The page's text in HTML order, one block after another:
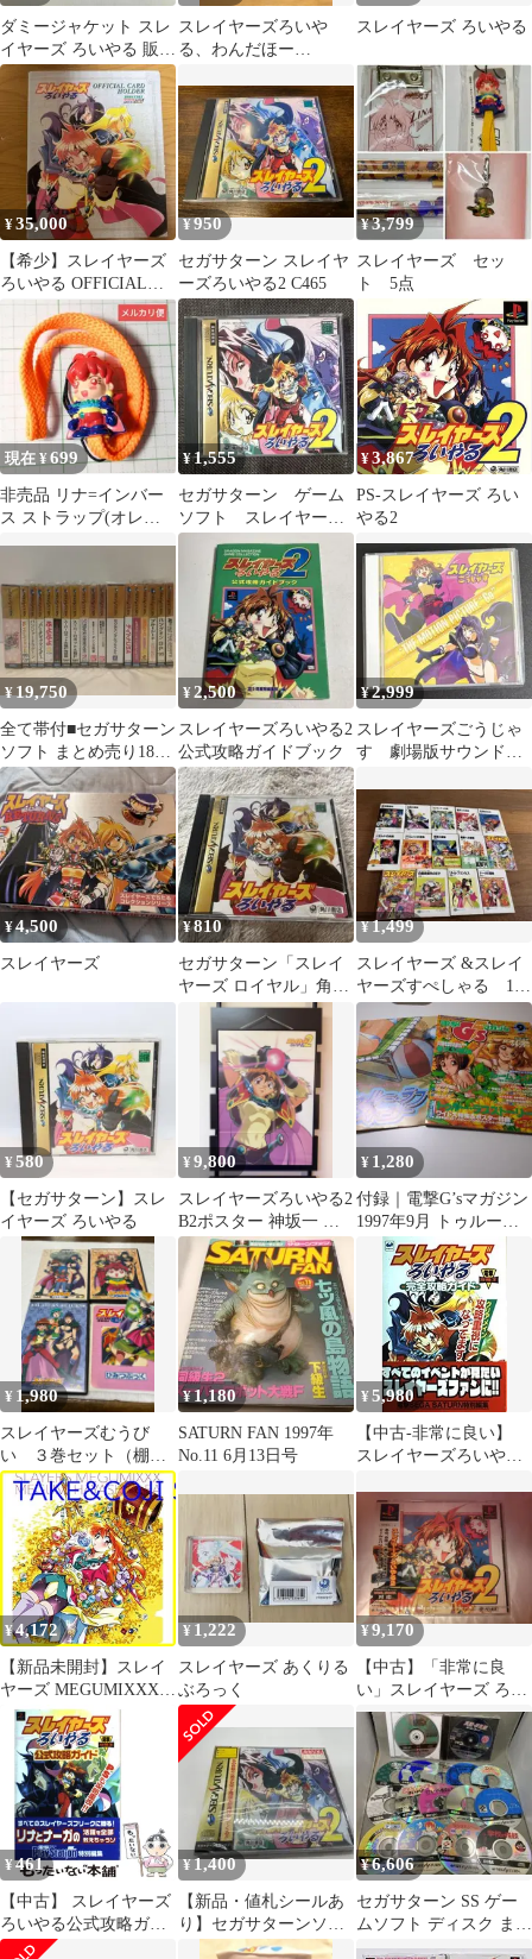
ダミージャケット スレ
イヤーズ ろいやる 販促
展示用 セガサターン 非
スレイヤーズろいや
る、わんだほー
スレイヤーズ ろいやる
¥35,000
【希少】スレイヤーズ
ろいやる OFFICIAL
CARD HOLDER
¥950
セガサターン スレイヤ
ーズろいやる2 C465
¥3,799
スレイヤーズ セッ
ト 5点
現在 ¥699
非売品 リナ=インバー
ス ストラップ(オレン
¥1,555
セガサターン ゲーム
ソフト スレイヤー
ズ ろいやる2
¥3,867
PS-スレイヤーズ ろい
やる2
¥19,750
全て帯付■セガサターン
ソフト まとめ売り18本
セット 未開封レア物あ
り
¥2,500
スレイヤーズろいやる2
公式攻略ガイドブック
¥2,999
スレイヤーズごうじゃ
す 劇場版サウンドト
¥4,500
スレイヤーズ
¥810
セガサターン「スレイ
ヤーズ ロイヤル」角川
書店
¥1,499
スレイヤーズ &スレイ
ヤーズすぺしゃる 14
冊セット 神坂一
¥580
【セガサターン】スレ
イヤーズ ろいやる
¥9,800
スレイヤーズろいやる2
B2ポスター 神坂一 あ
らいずみるい
¥ 1,280
付録｜電撃G’sマガジン
1997年9月 トゥルー・
ラブストーリー ジー
ズマガジン
¥ 1,980
スレイヤーズむうび
い ３巻セット（棚４
３）
¥1,180
SATURN FAN 1997年
No.11 6月13日号
¥5,980
【中古-非常に良い】
スレイヤーズろいやる
視になってます!! (電撃
攻略王)
¥4,172
【新品未開封】スレイ
ヤーズ MEGUMIXXX
林原めぐみ 形式: CD
¥ 1,222
スレイヤーズ あくりる
ぶろっく
¥9,170
【中古】「非常に良
い」スレイヤーズ ろい
やる2
¥ 461
【中古】 スレイヤーズ
ろいやる公式攻略ガイ
ド (電撃攻略王) / メデ
¥1,400
【新品・値札シールあ
り】セガサターンソフ
ト スレイヤーズろいや
¥6,606
セガサターン SS ゲー
ムソフト ディスク まと
め売り 16枚セット